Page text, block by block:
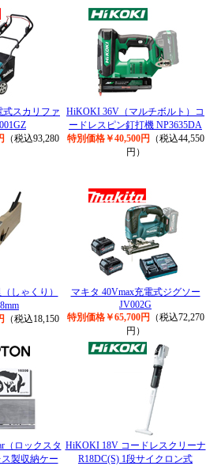
式スカリファ
（税込93,280
HiKOKI 36V（マルチボルト）コ
ードレスピン釘打機 NP3635DA
特別価格￥40,500円
（税込44,550
円）
しゃくり）
（税込18,150
マキタ 40Vmax充電式ジグソー
JV002G
特別価格￥65,700円
（税込72,270
円）
（ロックスタ
製収納ケー
HiKOKI 18V コードレスクリーナ
R18DC(S) 1段サイクロン式